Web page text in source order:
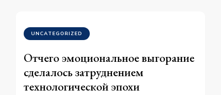
UNCATEGORIZED
Отчего эмоциональное выгорание
сделалось затруднением
технологической эпохи